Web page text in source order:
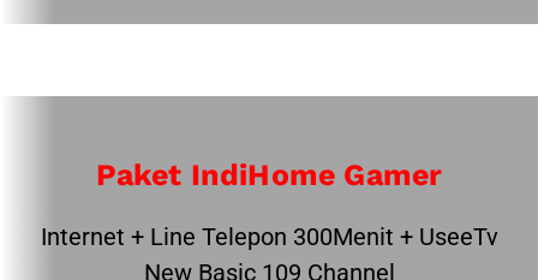
Paket IndiHome Gamer
Internet + Line Telepon 300Menit + UseeTv
New Basic 109 Channel